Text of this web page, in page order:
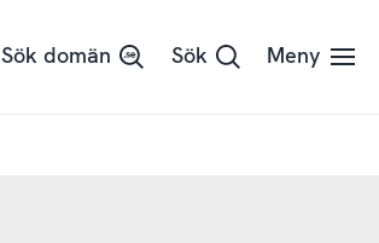
Sök domän Sök Meny